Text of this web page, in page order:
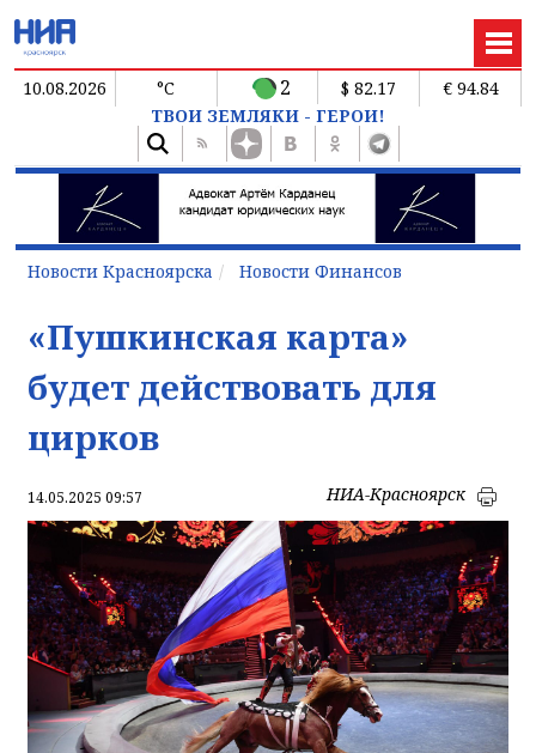
10.08.2026 °C 2 $ 82.17
€ 94.84
ТВОИ ЗЕМЛЯКИ - ГЕРОИ!
Новости Красноярска Новости Финансов
«Пушкинская карта»
будет действовать для
цирков
14.05.2025 09:57 НИА-Красноярск